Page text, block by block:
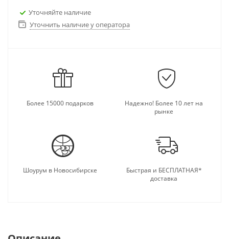
несут в себе определенную энергетическую силу,
помогают в работе, делах, активизируют
руководителям и коллегам, так как камни на
сувенирах добавляют изящность и элитность
подарку.
Уточняйте наличие
Уточнить наличие у оператора
Более 15000 подарков
Надежно! Более 10 лет на
рынке
Шоурум в Новосибирске
Быстрая и БЕСПЛАТНАЯ*
доставка